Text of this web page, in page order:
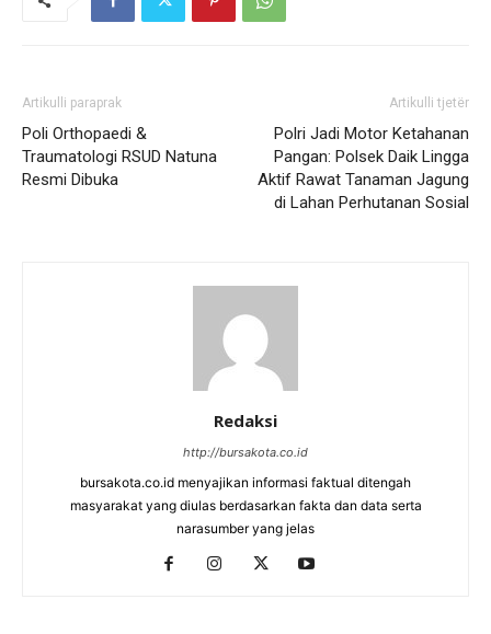
Artikulli paraprak
Poli Orthopaedi &
Traumatologi RSUD Natuna
Resmi Dibuka
Artikulli tjetër
Polri Jadi Motor Ketahanan
Pangan: Polsek Daik Lingga
Aktif Rawat Tanaman Jagung
di Lahan Perhutanan Sosial
Redaksi
http://bursakota.co.id
bursakota.co.id menyajikan informasi faktual ditengah
masyarakat yang diulas berdasarkan fakta dan data serta
narasumber yang jelas